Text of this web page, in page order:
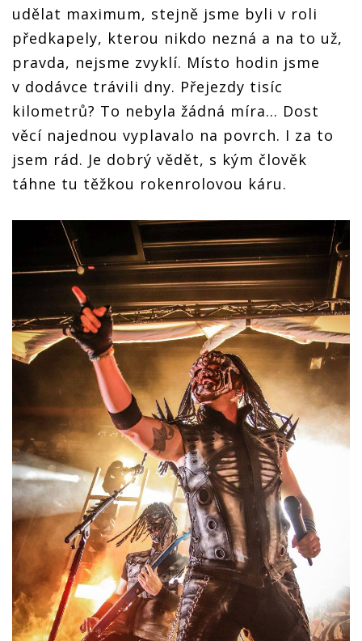
udělat maximum, stejně jsme byli v roli
předkapely, kterou nikdo nezná a na to už,
pravda, nejsme zvyklí. Místo hodin jsme
v dodávce trávili dny. Přejezdy tisíc
kilometrů? To nebyla žádná míra... Dost
věcí najednou vyplavalo na povrch. I za to
jsem rád. Je dobrý vědět, s kým člověk
táhne tu těžkou rokenrolovou káru.